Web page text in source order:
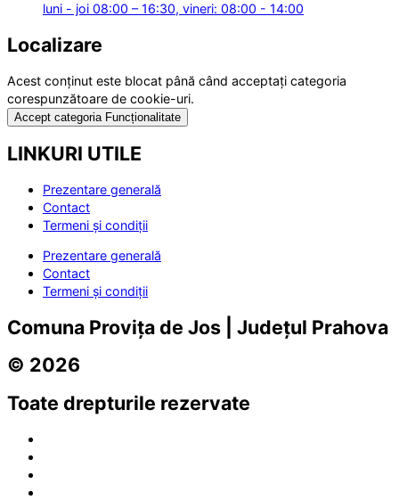
luni - joi 08:00 – 16:30, vineri: 08:00 - 14:00
Localizare
Acest conținut este blocat până când acceptați categoria
corespunzătoare de cookie-uri.
Accept categoria Funcționalitate
LINKURI UTILE
Prezentare generală
Contact
Termeni și condiții
Prezentare generală
Contact
Termeni și condiții
Comuna Provița de Jos | Județul Prahova
© 2026
Toate drepturile rezervate